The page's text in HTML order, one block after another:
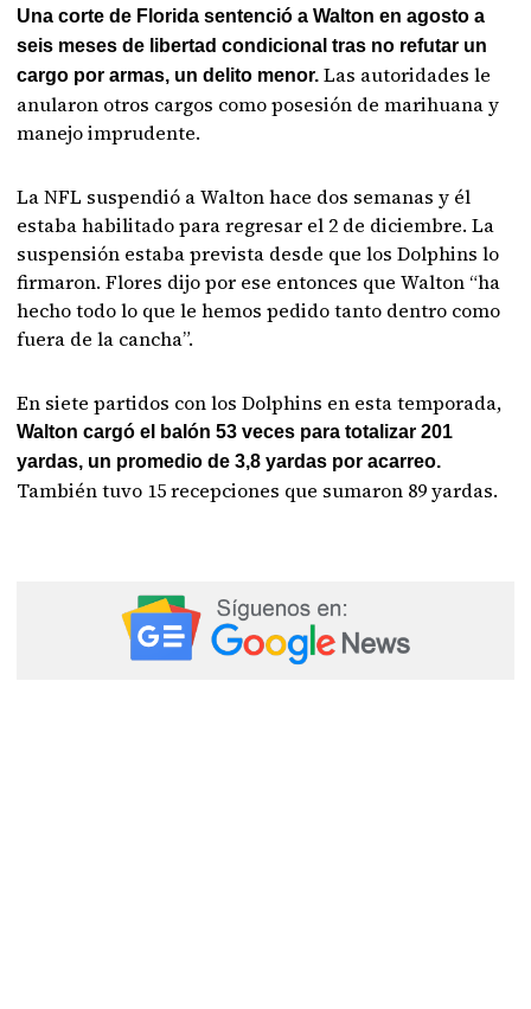
Una corte de Florida sentenció a Walton en agosto a
seis meses de libertad condicional tras no refutar un
cargo por armas, un delito menor. Las autoridades le
anularon otros cargos como posesión de marihuana y
manejo imprudente.
La NFL suspendió a Walton hace dos semanas y él
estaba habilitado para regresar el 2 de diciembre. La
suspensión estaba prevista desde que los Dolphins lo
firmaron. Flores dijo por ese entonces que Walton “ha
hecho todo lo que le hemos pedido tanto dentro como
fuera de la cancha”.
En siete partidos con los Dolphins en esta temporada,
Walton cargó el balón 53 veces para totalizar 201
yardas, un promedio de 3,8 yardas por acarreo.
También tuvo 15 recepciones que sumaron 89 yardas.